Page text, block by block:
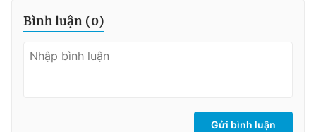
Bình luận (0)
Gửi bình luận